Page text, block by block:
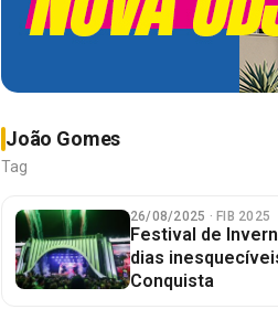
João Gomes
Tag
26/08/2025 · FIB 2025
Festival de
dias
Conquista